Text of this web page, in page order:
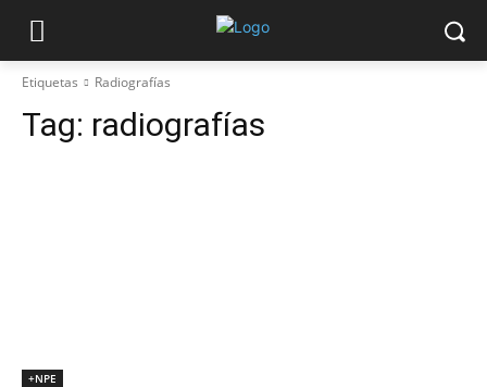
Etiquetas Radiografías
Tag: radiografías
+NPE